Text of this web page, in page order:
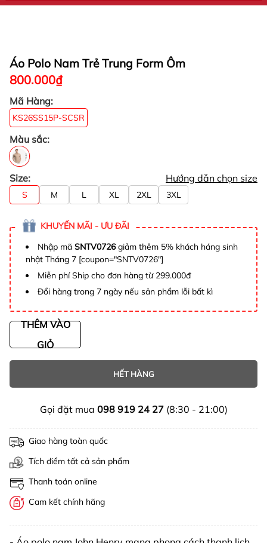
Áo Polo Nam Trẻ Trung Form Ôm
800.000₫
Mã Hàng:
KS26SS15P-SCSR
Màu sắc:
Size: Hướng dẫn chọn size
S M L XL 2XL 3XL
KHUYẾN MÃI - ƯU ĐÃI
Nhập mã SNTV0726giảm thêm 5% khách háng sinh
nhật Tháng 7 [coupon="SNTV0726"]
Miễn phí Ship cho đơn hàng từ 299.000đ
Đổi hàng trong 7 ngày nếu sản phẩm lỗi bất kì
THÊM VÀO
GIỎ
HẾT HÀNG
Gọi đặt mua 098 919 24 27(8:30 - 21:00)
Giao hàng toàn quốc
Tích điểm tất cả sản phẩm
Thanh toán online
Cam kết chính hãng